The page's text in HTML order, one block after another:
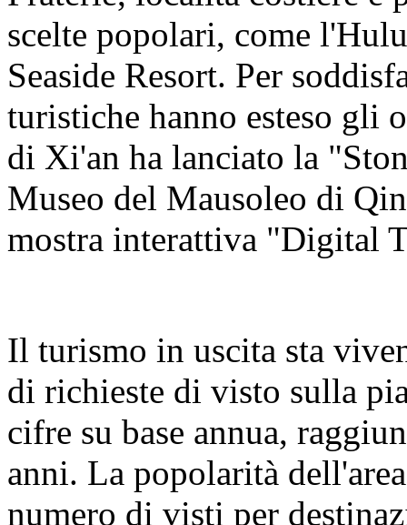
scelte popolari, come
Seaside Resort. Per
turistiche hanno esteso gli
di Xi'an ha lanciato la
Museo del Mausoleo di
mostra interattiva "Digital
Il turismo in uscita sta
di richieste di visto sulla
cifre su base annua,
anni. La popolarità
numero di visti per